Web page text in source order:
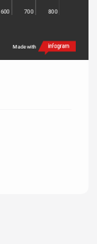
600 700 800
Made with